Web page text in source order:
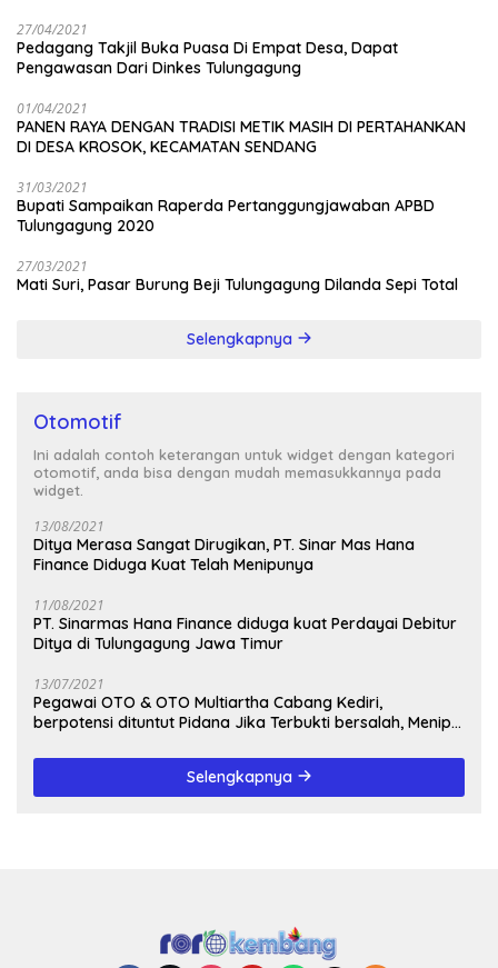
27/04/2021
Pedagang Takjil Buka Puasa Di Empat Desa, Dapat
Pengawasan Dari Dinkes Tulungagung
01/04/2021
PANEN RAYA DENGAN TRADISI METIK MASIH DI PERTAHANKAN
DI DESA KROSOK, KECAMATAN SENDANG
31/03/2021
Bupati Sampaikan Raperda Pertanggungjawaban APBD
Tulungagung 2020
27/03/2021
Mati Suri, Pasar Burung Beji Tulungagung Dilanda Sepi Total
Selengkapnya
Otomotif
Ini adalah contoh keterangan untuk widget dengan kategori
otomotif, anda bisa dengan mudah memasukkannya pada
widget.
13/08/2021
Ditya Merasa Sangat Dirugikan, PT. Sinar Mas Hana
Finance Diduga Kuat Telah Menipunya
11/08/2021
PT. Sinarmas Hana Finance diduga kuat Perdayai Debitur
Ditya di Tulungagung Jawa Timur
13/07/2021
Pegawai OTO & OTO Multiartha Cabang Kediri,
berpotensi dituntut Pidana Jika Terbukti bersalah, Menipu
Selengkapnya